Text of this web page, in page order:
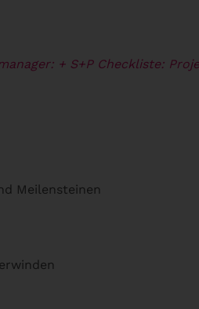
+ S+P Checkliste:
Meilensteinen